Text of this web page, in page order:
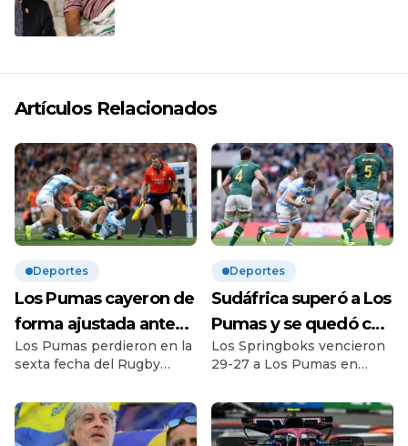
Artículos Relacionados
Deportes
Los Pumas cayeron de
forma ajustada ante
Sudáfrica en el cierre
del Rugby
Championship |
Derrota por 29-27 en
Los Pumas perdieron en la
sexta fecha del Rugby
Sudáfrica de manera
ajustada por 29-27. Así, los
campeones del mundo se
Deportes
Sudáfrica superó a Los
Pumas y se quedó con
el Rugby
Championship | El
seleccionado
argentino mejoró
Los Springboks vencieron
29-27 a Los Pumas en
torneo por segundo año
seguido. Con una tarea de
demolición en el segundo